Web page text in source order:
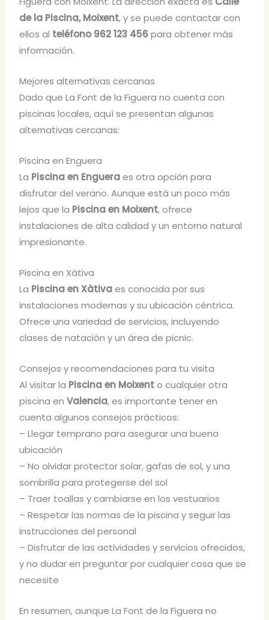
de la Piscina, Moixent, y se puede contactar con
ellos al teléfono 962 123 456para obtener más
información.
Mejores alternativas cercanas
Dado que La Font de la Figuera no cuenta con
piscinas locales, aquí se presentan algunas
alternativas cercanas:
Piscina en Enguera
La Piscina en Engueraes otra opción para
disfrutar del verano. Aunque está un poco más
lejos que la Piscina en Moixent, ofrece
instalaciones de alta calidad y un entorno natural
impresionante.
Piscina en Xàtiva
La Piscina en Xàtivaes conocida por sus
instalaciones modernas y su ubicación céntrica.
Ofrece una variedad de servicios, incluyendo
clases de natación y un área de picnic.
Consejos y recomendaciones para tu visita
Al visitar la Piscina en Moixento cualquier otra
piscina enValencia, es importante tener en
cuenta algunos consejos prácticos:
– Llegar temprano para asegurar una buena
ubicación
– No olvidar protector solar, gafas de sol, y una
sombrilla para protegerse del sol
– Traer toallas y cambiarse en los vestuarios
– Respetar las normas de la piscina y seguir las
instrucciones del personal
– Disfrutar de las actividades y servicios ofrecidos,
y no dudar en preguntar por cualquier cosa que se
necesite
En resumen, aunque La Font de la Figuera no